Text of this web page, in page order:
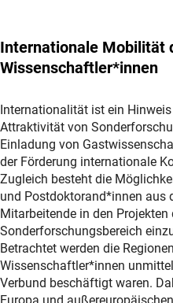
Internationale Mobilität
Wissenschaftler*innen
Internationalität ist ein
Attraktivität von
Einladung von
der Förderung internationale
Zugleich besteht die
und Postdoktorand*innen aus
Mitarbeitende in den Projekten
Sonderforschungsbereich
Betrachtet werden die
Wissenschaftler*innen u
Verbund beschäftigt waren.